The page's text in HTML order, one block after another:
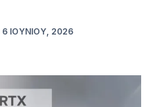
6 ΙΟΥΝΊΟΥ, 2026